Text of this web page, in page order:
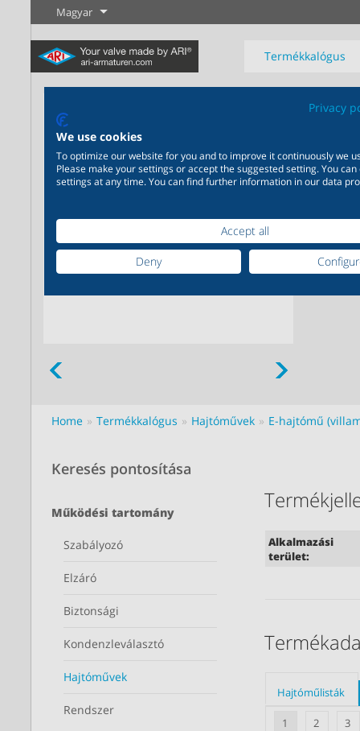
Magyar
Termékkalógus
Új termékek
Tudjon meg
Szabályozás
Tudjon meg
többet
Elzárás
Tudjon meg
Ipar
ipari felhasználásra 20.000
termék az ipar számára
Vegyipar
épülő, egymást kiegészítő
termékmegoldások 200.000
változat a vegyipar számára
ARI-
Home Termékkalógus Hajtóművek E-hajtómű
Alkalmazási
terület:
Hajtóműlisták
1 2 3
Keresés pontosítása
Működési tartomány
Szabályozó
Elzáró
Biztonsági
Kondenzleválasztó
Hajtóművek
Rendszer
Privacy
We use cookies
To optimize our website for you and to improve it continuously we
Please make your settings or accept the suggested setting. You
settings at any time. You can find further information in our data
Accept all
Deny